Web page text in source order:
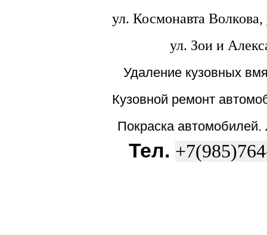
ул. Космонавта
ул. Зои и
Удаление кузовных
Кузовной ремонт
Покраска
Тел.